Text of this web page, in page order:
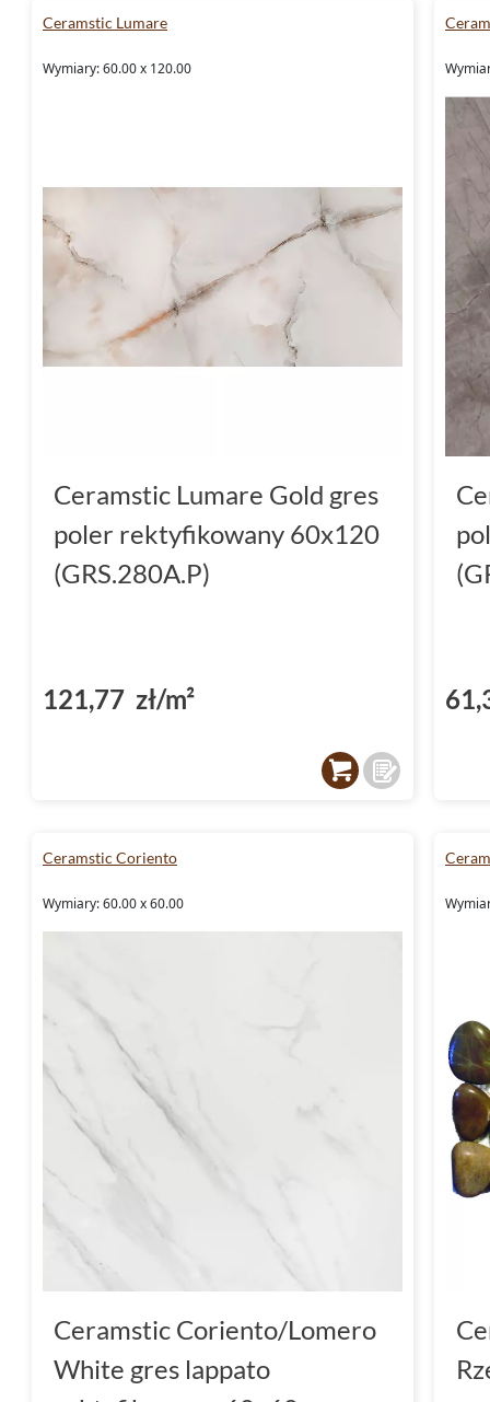
Ceramstic Lumare
Wymiary: 60.00 x 120.00
Ceramstic Lumare Gold gres
poler rektyfikowany 60x120
(GRS.280A.P)
121,77 zł/m²
Ceramstic Coriento
Wymiary: 60.00 x 60.00
Ceramstic Coriento/Lomero
White gres lappato